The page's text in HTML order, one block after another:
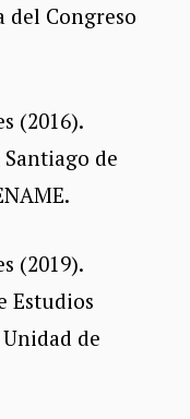
del Congreso
(2016).
de
(2019).
Estudios
de